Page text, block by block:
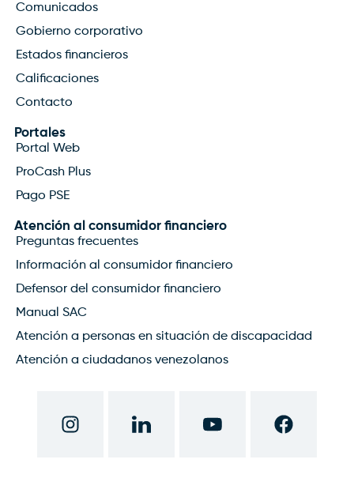
Comunicados
Gobierno corporativo
Estados financieros
Calificaciones
Contacto
Portales
Portal Web
ProCash Plus
Pago PSE
Atención al consumidor financiero
Preguntas frecuentes
Información al consumidor financiero
Defensor del consumidor financiero
Manual SAC
Atención a personas en situación de discapacidad
Atención a ciudadanos venezolanos